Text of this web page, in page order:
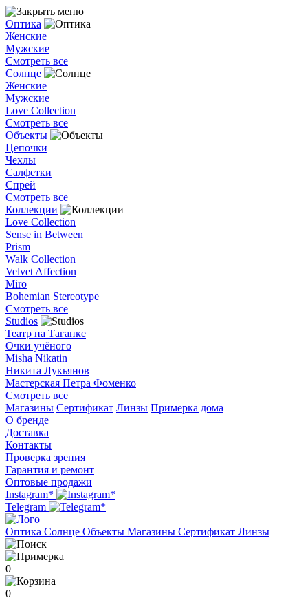
Оптика
Женские
Мужские
Смотреть все
Солнце
Женские
Мужские
Love Collection
Смотреть все
Объекты
Цепочки
Чехлы
Салфетки
Спрей
Смотреть все
Коллекции
Love Collection
Sense in Between
Prism
Walk Collection
Velvet Affection
Miro
Bohemian Stereotype
Смотреть все
Studios
Театр на Таганке
Очки учёного
Misha Nikatin
Никита Лукьянов
Мастерская Петра Фоменко
Смотреть все
Магазины Сертификат Линзы Примерка дома
О бренде
Доставка
Контакты
Проверка зрения
Гарантия и ремонт
Оптовые продажи
Instagram*
Telegram
Оптика Солнце Объекты Магазины Сертификат Линзы
0
0